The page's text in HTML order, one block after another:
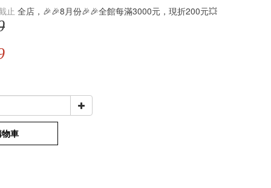
止 全店，🎉🎉8月份🎉🎉全館每滿3000元，現折200元💥
車